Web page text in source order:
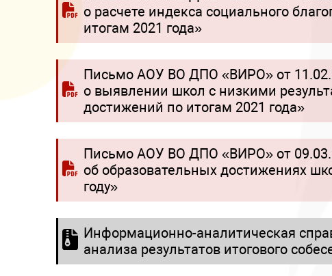
о расчете индекса социального
итогам 2021 года»
Письмо АОУ ВО ДПО «ВИРО» от
о выявлении школ с низкими
достижений по итогам 2021 года»
Письмо АОУ ВО ДПО «ВИРО» от
об образовательных достижениях
году»
Информационно-аналитическая
анализа результатов итогового